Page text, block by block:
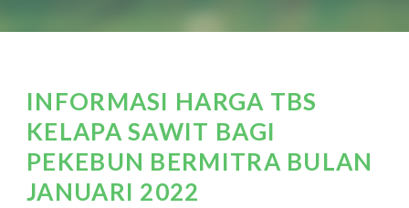
INFORMASI HARGA TBS
KELAPA SAWIT BAGI
PEKEBUN BERMITRA BULAN
JANUARI 2022